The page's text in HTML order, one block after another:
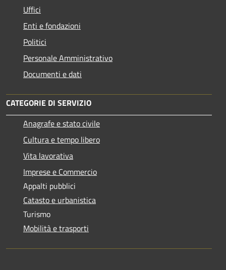
Uffici
Enti e fondazioni
Politici
Personale Amministrativo
Documenti e dati
CATEGORIE DI SERVIZIO
Anagrafe e stato civile
Cultura e tempo libero
Vita lavorativa
Imprese e Commercio
Appalti pubblici
Catasto e urbanistica
Turismo
Mobilità e trasporti